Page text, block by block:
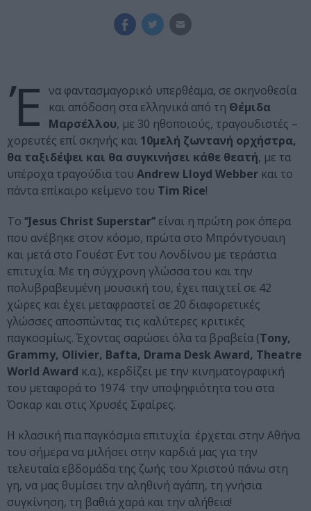
Έ να φαντασμαγορικό υπερθέαμα, σε σκηνοθεσία
και απόδοση στα ελληνικά από τη Θέμιδα
Μαρσέλλου, με 30 ηθοποιούς, τραγουδιστές –
χορευτές επί σκηνής και 10μελή ζωντανή ορχήστρα,
θα ταξιδέψει και θα συγκινήσει κάθε θεατή, με τα
υπέροχα τραγούδια του Andrew Lloyd Webber και το
πάντα επίκαιρο κείμενο του Tim Rice!
Το ‘’Jesus Christ Superstar’’ είναι η πρώτη ροκ όπερα
που ανέβηκε στον κόσμο, πρώτα στο Μπρόντγουαιη
και μετά στο Γουέστ Εντ του Λονδίνου με τεράστια
επιτυχία. Με τη σύγχρονη γλώσσα του και την
πολυβραβευμένη μουσική του, έχει παιχτεί σε 42
χώρες και έχει μεταφραστεί σε 20 διαφορετικές
γλώσσες αποσπώντας τις καλύτερες κριτικές
παγκοσμίως. Έχοντας σαρώσει όλα τα βραβεία (Tony,
Grammy, Olivier, Bafta, Drama Desk Award, Theatre
World Award κ.α.), κερδίζει με την κινηματογραφική
του μεταφορά το 1974 την υποψηφιότητα του στα
Όσκαρ και στις Χρυσές Σφαίρες.
Η κλασική πια παγκόσμια επιτυχία έρχεται στην Αθήνα
του σήμερα να μιλήσει στην καρδιά μας για την
τελευταία εβδομάδα της ζωής του Χριστού πάνω στη
γη, να μας θυμίσει την αληθινή αγάπη, τη γνήσια
συγκίνηση, τη βαθιά χαρά και την αλήθεια!